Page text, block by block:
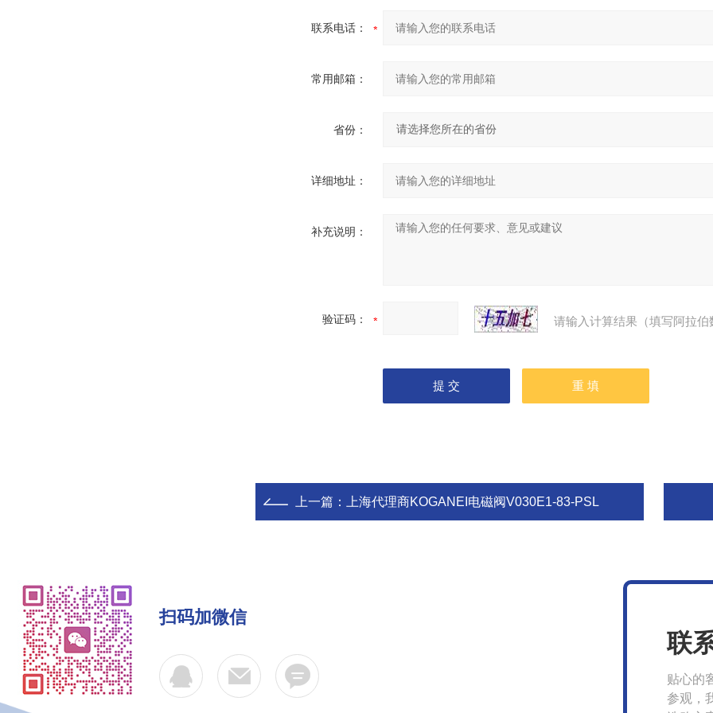
联系电话：
常用邮箱：
省份：
详细地址：
补充说明：
验证码： 请输入计算结果（填写阿拉
上一篇： 上海代理商KOGANEI电磁阀V030E1-83-PSL
扫码加微信
联
贴心的
参观，